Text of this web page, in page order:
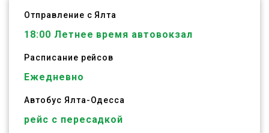
Отправление с Ялта
18:00 Летнее время автовокзал
Расписание рейсов
Ежедневно
Автобус Ялта-Одесса
рейс с пересадкой